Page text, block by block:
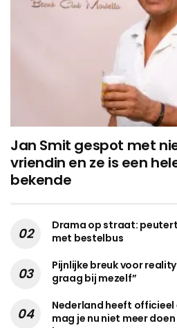
Jan Smit gespot met
vriendin en ze is een
bekende
Drama op straat:
met bestelbus
Pijnlijke breuk voor
graag bij mezelf”
Nederland heeft
mag je nu niet meer